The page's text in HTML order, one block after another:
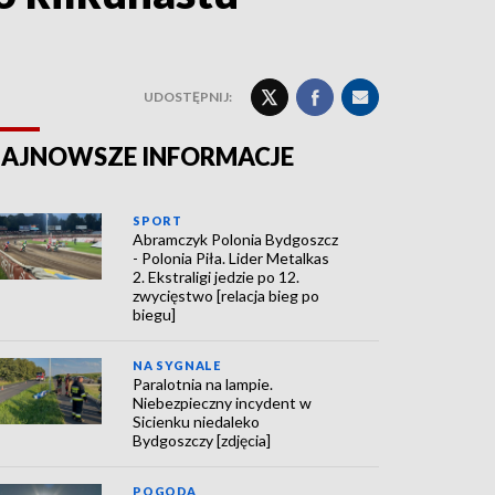
UDOSTĘPNIJ:
INFORMACJE
SPORT
Abramczyk Polonia Bydgoszcz
- Polonia Piła. Lider Metalkas
2. Ekstraligi jedzie po 12.
zwycięstwo [relacja bieg po
biegu]
NA SYGNALE
Paralotnia na lampie.
Niebezpieczny incydent w
Sicienku niedaleko
Bydgoszczy [zdjęcia]
POGODA